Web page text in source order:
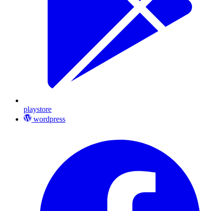
playstore
wordpress